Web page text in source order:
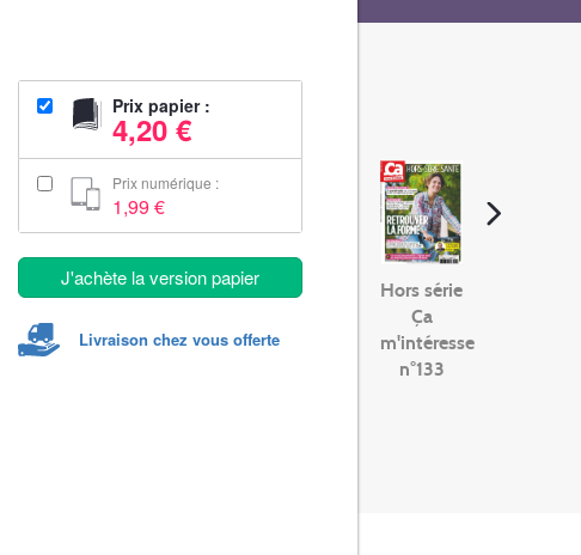
Prix papier :
4,20 €
Prix numérique :
1,99 €
J'achète la version papier
Livraison chez vous offerte
Hors série
Ça
m'intéresse
n°133